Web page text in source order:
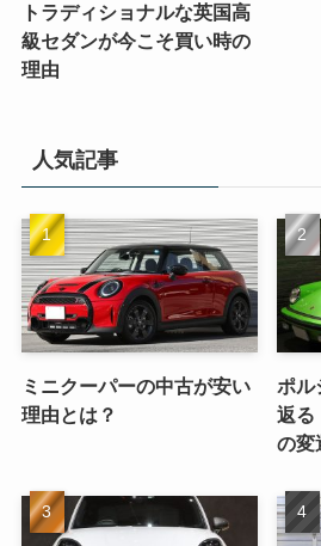
トラディショナルな英国高
級セダンが今こそ買い時の
理由
人気記事
ミニクーパーの中古が安い
理由とは？
ポル
返る
の変